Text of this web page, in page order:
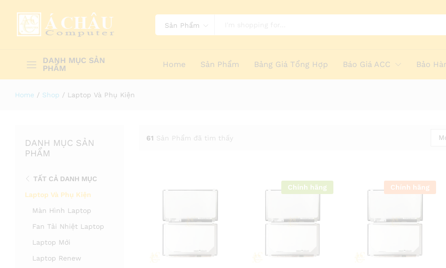
Sản Phẩm
DANH MỤC SẢN
PHẨM
Home Sản Phẩm Bảng Giá Tổng Hợp Báo Giá ACC Bảo
Home / Shop / Laptop Và Phụ Kiện
61 Sản Phẩm đã tìm thấy
Chính hãng Chính hãng
DANH MỤC SẢN
PHẨM
TẤT CẢ DANH MỤC
Laptop Và Phụ Kiện
Màn Hình Laptop
Fan Tải Nhiệt Laptop
Laptop Mới
Laptop Renew